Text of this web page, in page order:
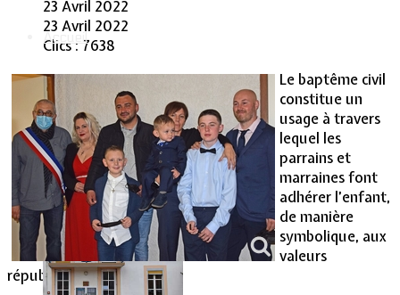
Accueil
Vie Municipale
23 Avril 2022
23 Avril 2022
Clics : 7638
Le baptême civil
constitue un
usage à travers
lequel les
parrains et
marraines font
adhérer l’enfant,
de manière
symbolique, aux
valeurs
républicaines.